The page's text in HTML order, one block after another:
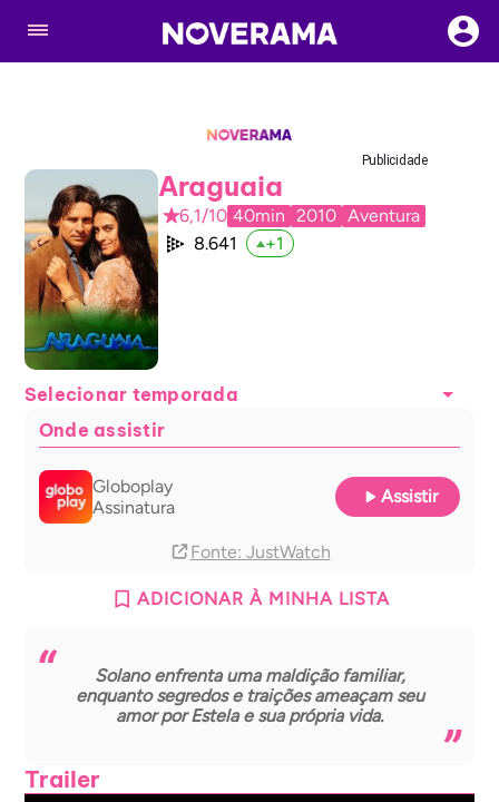
Publicidade
Araguaia
6,1/10 40min 2010 Aventura
8.641
+1
Selecionar temporada
Onde assistir
Globoplay
Assinatura
Assistir
Fonte: JustWatch
ADICIONAR À MINHA LISTA
Solano enfrenta uma maldição familiar,
enquanto segredos e traições ameaçam seu
amor por Estela e sua própria vida.
Trailer